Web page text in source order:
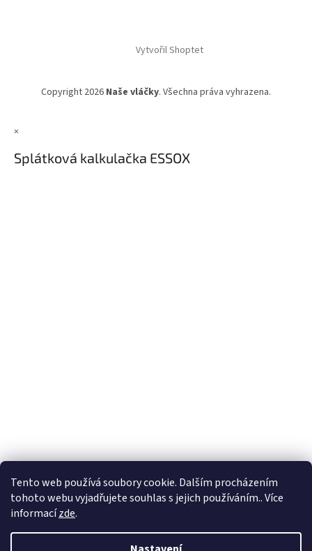
Tento web používá soubory cookie. Dalším procházením
tohoto webu vyjadřujete souhlas s jejich používáním.. Více
informacízde.
Vytvořil Shoptet
Copyright 2026 Naše vláčky. Všechna práva vyhrazena.
×
Splátková kalkulačka ESSOX